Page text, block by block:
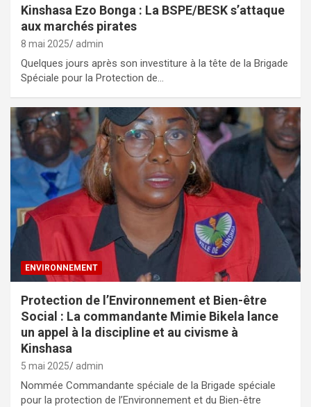
Kinshasa Ezo Bonga : La BSPE/BESK s’attaque
aux marchés pirates
8 mai 2025 admin
Quelques jours après son investiture à la tête de la Brigade
Spéciale pour la Protection de…
ENVIRONNEMENT
Protection de l’Environnement et Bien-être
Social : La commandante Mimie Bikela lance
un appel à la discipline et au civisme à
Kinshasa
5 mai 2025 admin
Nommée Commandante spéciale de la Brigade spéciale
pour la protection de l’Environnement et du Bien-être